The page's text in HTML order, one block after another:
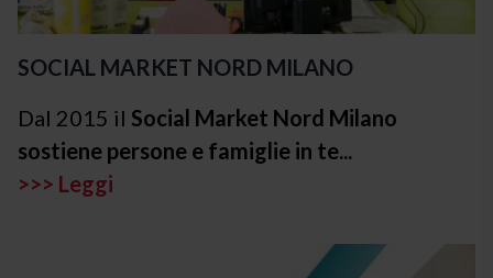
SOCIAL MARKET NORD MILANO
Dal 2015 il Social Market Nord Milano
sostiene persone e famiglie in te...
>>> Leggi